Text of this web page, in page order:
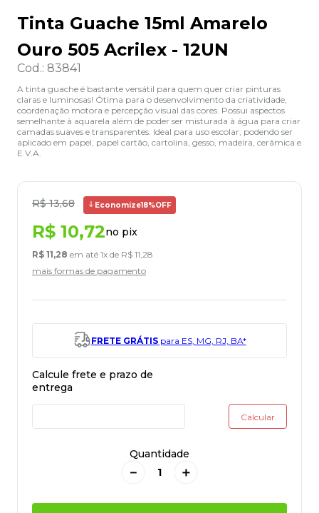
Tinta Guache 15ml Amarelo
Ouro 505 Acrilex - 12UN
Cod.: 83841
A tinta guache é bastante versátil para quem quer criar pinturas
claras e luminosas! Ótima para o desenvolvimento da criatividade,
coordenação motora e percepção visual das cores. Possui aspectos
semelhante à aquarela além de poder ser misturada à água para criar
camadas suaves e transparentes. Ideal para uso escolar, podendo ser
aplicado em papel, papel cartão, cartolina, gesso, madeira, cerâmica e
E.V.A.
R$ 13,68 Economize18%OFF
R$ 10,72no pix
R$ 11,28 em até 1x de R$ 11,28
mais formas de pagamento
FRETE GRÁTISpara ES, MG, RJ, BA*
Quantidade
＋
－